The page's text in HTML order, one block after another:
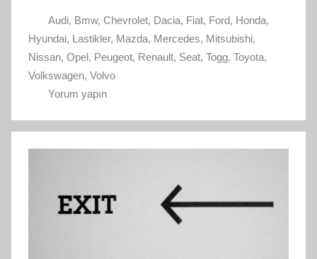
Audi, Bmw, Chevrolet, Dacia, Fiat, Ford, Honda,
Hyundai, Lastikler, Mazda, Mercedes, Mitsubishi,
Nissan, Opel, Peugeot, Renault, Seat, Togg, Toyota,
Volkswagen, Volvo
Yorum yapın